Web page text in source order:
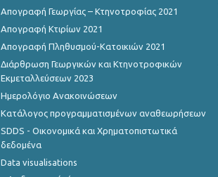
Μαρτίου 2022
Ιανουαρίου 2022
Δεκεμβρίου 2021
Νοεμβρίου 2021
Οκτωβρίου 2021
Απογραφή Γεωργίας – Κτηνοτροφίας 2021
Απογραφή Κτιρίων 2021
Απογραφή Πληθυσμού-Κατοικιών 2021
Διάρθρωση Γεωργικών και Κτηνοτροφικών
Εκμεταλλεύσεων 2023
Ημερολόγιο Ανακοινώσεων
Κατάλογος προγραμματισμένων αναθεωρήσεων
SDDS - Οικονομικά και Χρηματοπιστωτικά
δεδομένα
Data visualisations